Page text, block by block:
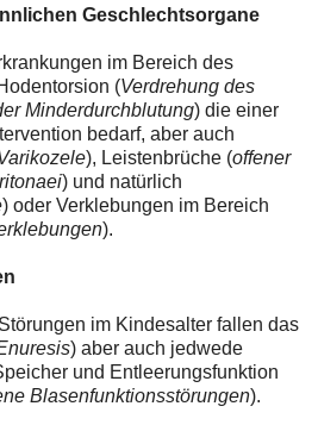
Geschlechtsorgane
im Bereich des
(Verdrehung des
Minderdurchblutung) die einer
bedarf, aber auch
), Leistenbrüche (offener
) und natürlich
) oder Verklebungen im Bereich
).
im Kindesalter fallen das
) aber auch jedwede
und Entleerungsfunktion
Blasenfunktionsstörungen).